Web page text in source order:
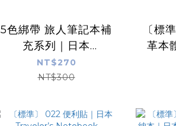
5色綁帶 旅人筆記本補
充系列｜日本
Traveler’s Notebook
NT$270
NT$300
〔標
革本